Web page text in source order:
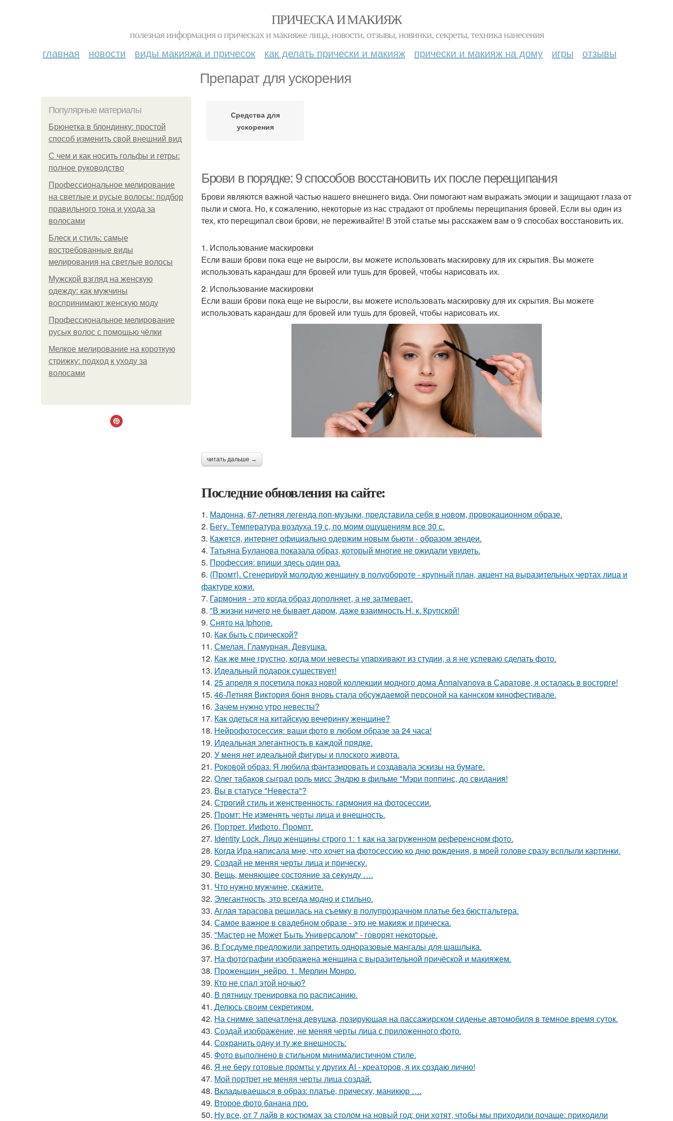
ПРИЧЕСКА И МАКИЯЖ
полезная информация о прическах и макияже лица, новости, отзывы, новинки, секреты, техника нанесения
главная новости виды макияжа и причесок как делать прически и макияж прически и макияж на дому игры отзывы
Препарат для ускорения
Популярные материалы
Брюнетка в блондинку: простой
способ изменить свой внешний вид
С чем и как носить гольфы и гетры:
полное руководство
Профессиональное мелирование
на светлые и русые волосы: подбор
правильного тона и ухода за
волосами
Блеск и стиль: самые
востребованные виды
мелирования на светлые волосы
Мужской взгляд на женскую
одежду: как мужчины
воспринимают женскую моду
Профессиональное мелирование
русых волос с помощью чёлки
Мелкое мелирование на короткую
стрижку: подход к уходу за
волосами
Средства для
ускорения
Брови в порядке: 9 способов восстановить их после перещипания
Брови являются важной частью нашего внешнего вида. Они помогают нам выражать эмоции и защищают глаза от
пыли и смога. Но, к сожалению, некоторые из нас страдают от проблемы перещипания бровей. Если вы один из
тех, кто перещипал свои брови, не переживайте! В этой статье мы расскажем вам о 9 способах восстановить их.
1. Использование маскировки
Если ваши брови пока еще не выросли, вы можете использовать маскировку для их скрытия. Вы можете
использовать карандаш для бровей или тушь для бровей, чтобы нарисовать их.
2. Использование маскировки
Если ваши брови пока еще не выросли, вы можете использовать маскировку для их скрытия. Вы можете
использовать карандаш для бровей или тушь для бровей, чтобы нарисовать их.
читать дальше →
Последние обновления на сайте:
1. Мадонна, 67-летняя легенда поп-музыки, представила себя в новом, провокационном образе.
2. Бегу. Температура воздуха 19 с, по моим ощущениям все 30 с.
3. Кажется, интернет официально одержим новым бьюти - образом зендеи.
4. Татьяна Буланова показала образ, который многие не ожидали увидеть.
5. Профессия: впиши здесь один раз.
6. {Промт}. Сгенерируй молодую женщину в полуобороте - крупный план, акцент на выразительных чертах лица и
фактуре кожи.
7. Гармония - это когда образ дополняет, а не затмевает.
8. "В жизни ничего не бывает даром, даже взаимность Н. к. Крупской!
9. Снято на Iphone.
10. Как быть с прической?
11. Смелая. Гламурная. Девушка.
12. Как же мне грустно, когда мои невесты упархивают из студии, а я не успеваю сделать фото.
13. Идеальный подарок существует!
14. 25 апреля я посетила показ новой коллекции модного дома Annaivanova в Саратове, я осталась в восторге!
15. 46-Летняя Виктория боня вновь стала обсуждаемой персоной на каннском кинофестивале.
16. Зачем нужно утро невесты?
17. Как одеться на китайскую вечеринку женщине?
18. Нейрофотосессия: ваши фото в любом образе за 24 часа!
19. Идеальная элегантность в каждой прядке.
20. У меня нет идеальной фигуры и плоского живота.
21. Роковой образ. Я любила фантазировать и создавала эскизы на бумаге.
22. Олег табаков сыграл роль мисс Эндрю в фильме "Мэри поппинс, до свидания!
23. Вы в статусе "Невеста"?
24. Строгий стиль и женственность: гармония на фотосессии.
25. Промт: Не изменять черты лица и внешность.
26. Портрет. Иифото. Промпт.
27. Identity Lock. Лицо женщины строго 1: 1 как на загруженном референсном фото.
28. Когда Ира написала мне, что хочет на фотосессию ко дню рождения, в моей голове сразу всплыли картинки.
29. Создай не меняя черты лица и прическу.
30. Вещь, меняющее состояние за секунду ….
31. Что нужно мужчине, скажите.
32. Элегантность, это всегда модно и стильно.
33. Аглая тарасова решилась на съемку в полупрозрачном платье без бюстгальтера.
34. Самое важное в свадебном образе - это не макияж и прическа.
35. "Мастер не Может Быть Универсалом" - говорят некоторые.
36. В Госдуме предложили запретить одноразовые мангалы для шашлыка.
37. На фотографии изображена женщина с выразительной причёской и макияжем.
38. Проженщин_нейро. 1. Мерлин Монро.
39. Кто не спал этой ночью?
40. В пятницу тренировка по расписанию.
41. Делюсь своим секретиком.
42. На снимке запечатлена девушка, позирующая на пассажирском сиденье автомобиля в темное время суток.
43. Создай изображение, не меняя черты лица с приложенного фото.
44. Сохранить одну и ту же внешность:
45. Фото выполнено в стильном минималистичном стиле.
46. Я не беру готовые промты у других AI - креаторов, я их создаю лично!
47. Мой портрет не меняя черты лица создай.
48. Вкладываешься в образ: платье, прическу, маникюр ….
49. Второе фото банана про.
50. Ну все, от 7 лайв в костюмах за столом на новый год: они хотят, чтобы мы приходили почаще: приходили